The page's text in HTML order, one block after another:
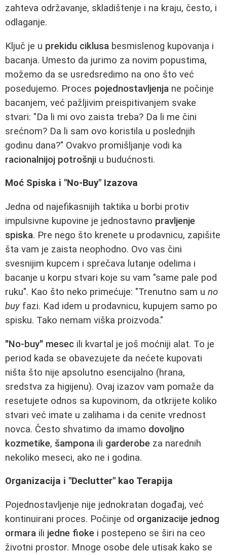
zahteva održavanje, skladištenje i na kraju, često, i
odlaganje.
Ključ je u prekidu ciklusa besmislenog kupovanja i
bacanja. Umesto da jurimo za novim popustima,
možemo da se usredsredimo na ono što već
posedujemo. Proces pojednostavljenja ne počinje
bacanjem, već pažljivim preispitivanjem svake
stvari: "Da li mi ovo zaista treba? Da li me čini
srećnom? Da li sam ovo koristila u poslednjih
godinu dana?" Ovakvo promišljanje vodi ka
racionalnijoj potrošnji u budućnosti.
Moć Spiska i "No-Buy" Izazova
Jedna od najefikasnijih taktika u borbi protiv
impulsivne kupovine je jednostavno pravljenje
spiska. Pre nego što krenete u prodavnicu, zapišite
šta vam je zaista neophodno. Ovo vas čini
svesnijim kupcem i sprečava lutanje odelima i
bacanje u korpu stvari koje su vam "same pale pod
ruku". Kao što neko primećuje: "Trenutno sam u no
buy fazi. Kad idem u prodavnicu, kupujem samo po
spisku. Tako nemam viška proizvoda."
"No-buy" mesec ili kvartal je još moćniji alat. To je
period kada se obavezujete da nećete kupovati
ništa što nije apsolutno esencijalno (hrana,
sredstva za higijenu). Ovaj izazov vam pomaže da
resetujete odnos sa kupovinom, da otkrijete koliko
stvari već imate u zalihama i da cenite vrednost
novca. Često shvatimo da imamo dovoljno
kozmetike, šampona ili garderobe za narednih
nekoliko meseci, ako ne i godina.
Organizacija i "Declutter" kao Terapija
Pojednostavljenje nije jednokratan događaj, već
kontinuirani proces. Počinje od organizacije jednog
ormara ili jedne fioke i postepeno se širi na ceo
životni prostor. Mnoge osobe dele utisak kako se